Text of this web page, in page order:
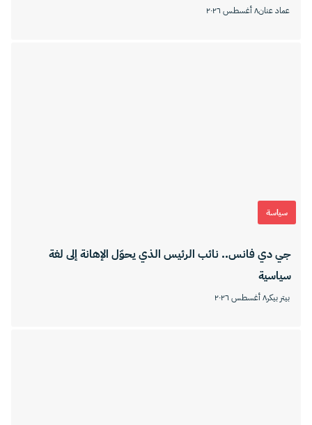
عماد عنان٨ أغسطس ٢٠٢٦
سياسة
جي دي فانس.. نائب الرئيس الذي يحوّل الإهانة إلى لغة
سياسية
بيتر بيكر٨ أغسطس ٢٠٢٦